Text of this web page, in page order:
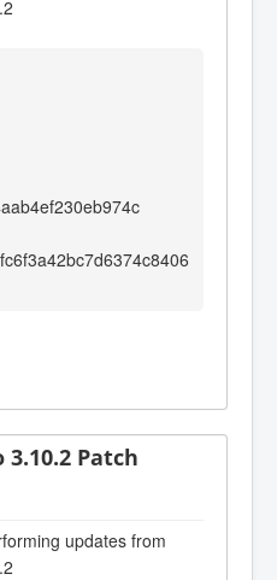
3.10.2 Patch
updates from